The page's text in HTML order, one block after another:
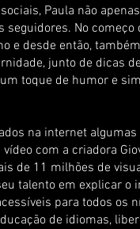
Paula não
No começo
e desde então,
junto de dicas
toque de humor e
na internet
com a criadora
de 11 milhões de
talento em explicar o
para todos os
de idiomas,